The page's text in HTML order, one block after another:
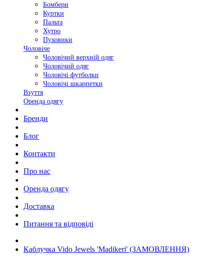
Бомбери
Куртки
Пальта
Хутро
Пуховики
Чоловіче
Чоловічий верхній одяг
Чоловічий одяг
Чоловічі футболки
Чоловічі шкарпетки
Взуття
Оренда одягу
Бренди
Блог
Контакти
Про нас
Оренда одягу
Доставка
Питання та відповіді
Каблучка Vido Jewels 'Madikeri' (ЗАМОВЛЕННЯ)